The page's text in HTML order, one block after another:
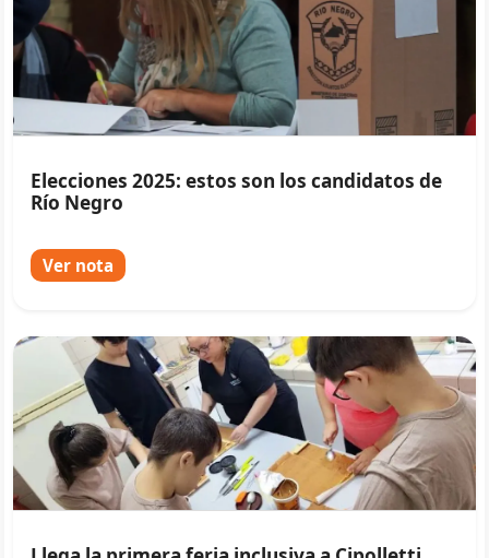
Elecciones 2025: estos son los candidatos de
Río Negro
Ver nota